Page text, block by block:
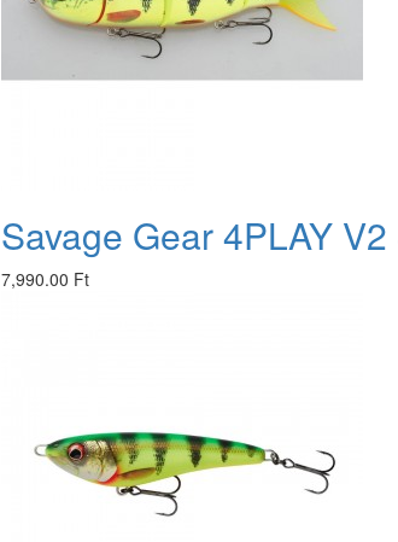
Savage Gear 4PLAY
7,990.00 Ft